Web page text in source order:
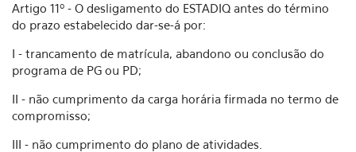
Artigo 11º - O desligamento do ESTADIQ antes do término
do prazo estabelecido dar-se-á por:
I - trancamento de matrícula, abandono ou conclusão do
programa de PG ou PD;
II - não cumprimento da carga horária firmada no termo de
compromisso;
III - não cumprimento do plano de atividades.